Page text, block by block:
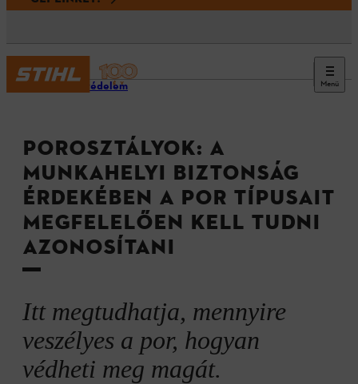
Menü
Munkavédelem
POROSZTÁLYOK: A
MUNKAHELYI BIZTONSÁG
ÉRDEKÉBEN A POR TÍPUSAIT
MEGFELELŐEN KELL TUDNI
AZONOSÍTANI
Itt megtudhatja, mennyire
veszélyes a por, hogyan
védheti meg magát.